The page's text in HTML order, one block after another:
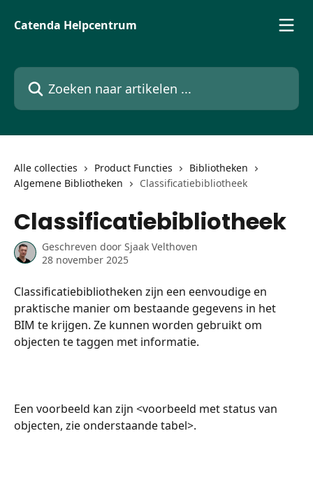
Catenda Helpcentrum
Zoeken naar artikelen ...
Alle collecties Product Functies
Bibliotheken
Algemene Bibliotheken
Classificatiebibliotheek
Classificatiebibliotheek
Geschreven door Sjaak Velthoven
28 november 2025
Classificatiebibliotheken zijn een eenvoudige en
praktische manier om bestaande gegevens in het
BIM te krijgen. Ze kunnen worden gebruikt om
objecten te taggen met informatie.
Een voorbeeld kan zijn <voorbeeld met status van
objecten, zie onderstaande tabel>.